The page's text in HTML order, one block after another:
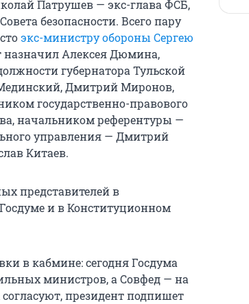
Патрушев — экс-глава ФСБ,
безопасности. Всего пару
экс-министру обороны Сергею
Алексея Дюмина,
губернатора Тульской
Дмитрий Миронов,
государственно-правового
начальником референтуры —
управления — Дмитрий
Китаев.
представителей в
и в Конституционном
в кабмине: сегодня Госдума
министров, а Совфед — на
президент подпишет